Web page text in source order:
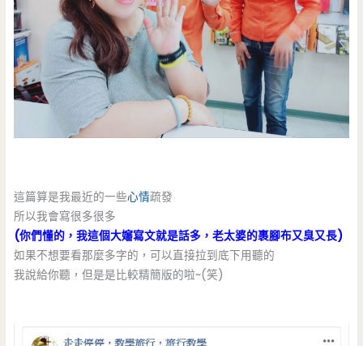
這篇算是我最近的一些心情疏發
所以我會寫很多很多
(你們懂的，我這個大嬸寫文就是話多，老太婆的裹腳布又臭又長)
如果不想要看那麼多字的，可以直接拉到底下用聽的
我說給你聽，但是是比較精簡版的啦~(笑)